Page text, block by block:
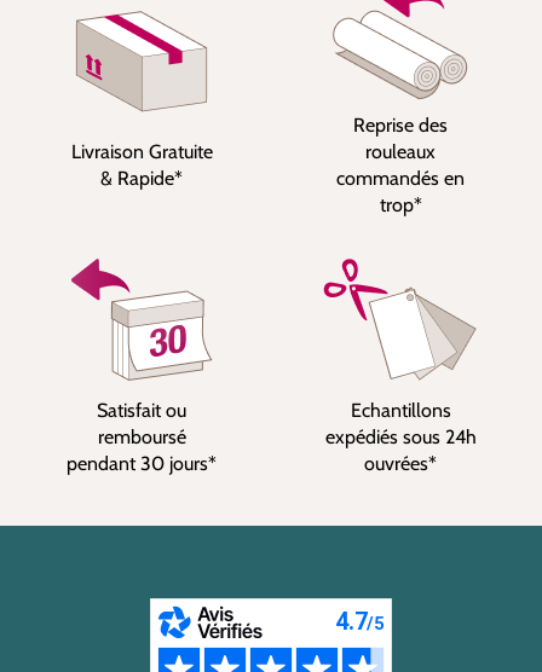
Livraison Gratuite
& Rapide*
Reprise des
rouleaux
commandés en
trop*
Satisfait ou
remboursé
pendant 30 jours*
Echantillons
expédiés sous 24h
ouvrées*